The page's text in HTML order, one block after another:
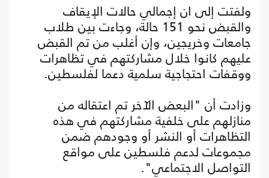
ولفتت إلى ان إجمالي حالات الإيقاف
والقبض نحو 151 حالة، وجاءت بين طلاب
جامعات وخريجين، وإن أغلب من تم القبض
عليهم كانوا خلال مشاركتهم في تظاهرات
ووقفات احتجاجية سلمية دعما لفلسطين.
وزادت أن "البعض الآخر تم اعتقاله من
منازلهم على خلفية مشاركتهم في هذه
التظاهرات أو النشر أو وجودهم ضمن
مجموعات لدعم فلسطين على مواقع
التواصل الاجتماعي".